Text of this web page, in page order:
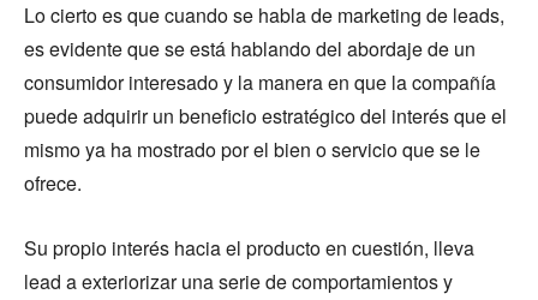
Lo cierto es que cuando se habla de marketing de leads,
es evidente que se está hablando del abordaje de un
consumidor interesado y la manera en que la compañía
puede adquirir un beneficio estratégico del interés que el
mismo ya ha mostrado por el bien o servicio que se le
ofrece.
Su propio interés hacia el producto en cuestión, lleva
lead a exteriorizar una serie de comportamientos y